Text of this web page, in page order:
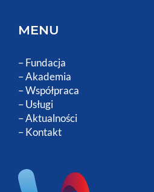
MENU
–Fundacja
–Akademia
–Współpraca
–Usługi
–Aktualności
–Kontakt